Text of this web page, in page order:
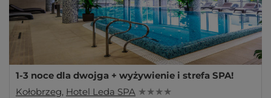
1-3 noce dla dwojga + wyżywienie i strefa SPA!
Kołobrzeg, Hotel Leda SPA ★ ★ ★ ★